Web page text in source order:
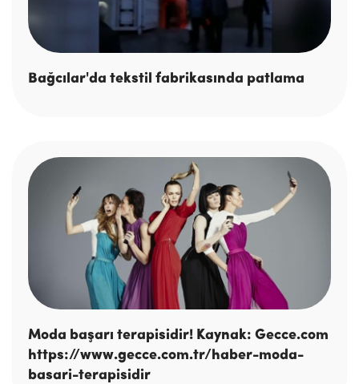
Bağcılar'da tekstil fabrikasında patlama
Moda başarı terapisidir! Kaynak: Gecce.com
https://www.gecce.com.tr/haber-moda-
basari-terapisidir